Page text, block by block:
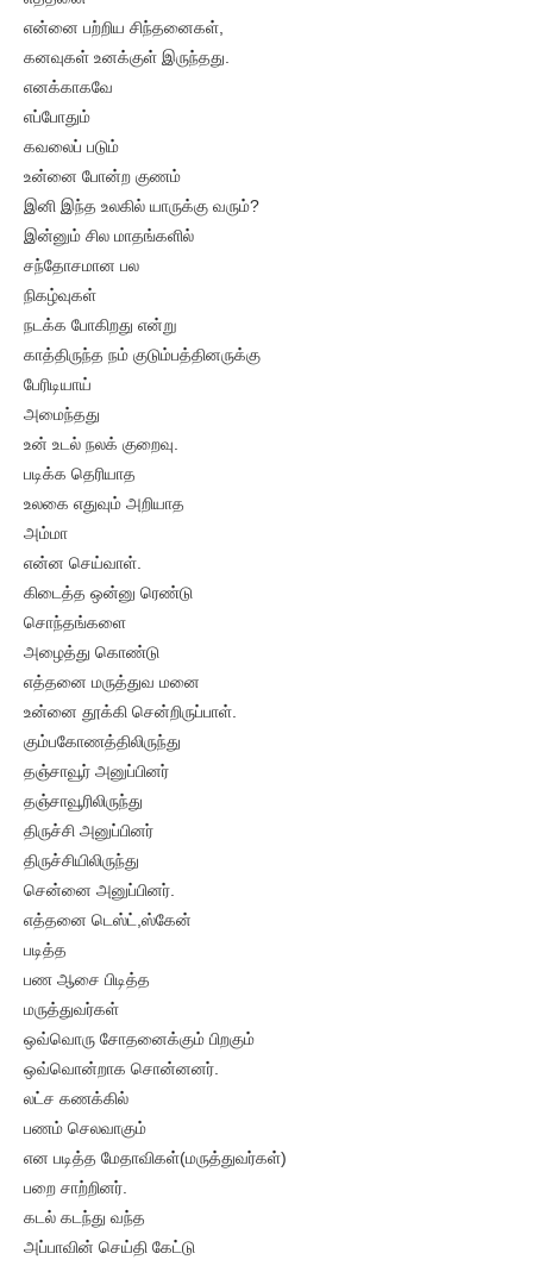
என்னை பற்றிய சிந்தனைகள்,
கனவுகள் உனக்குள் இருந்தது.
எனக்காகவே
எப்போதும்
கவலைப் படும்
உன்னை போன்ற குணம்
இனி இந்த உலகில் யாருக்கு வரும்?
இன்னும் சில மாதங்களில்
சந்தோசமான பல
நிகழ்வுகள்
நடக்க போகிறது என்று
காத்திருந்த நம் குடும்பத்தினருக்கு
பேரிடியாய்
அமைந்தது
உன் உடல் நலக் குறைவு.
படிக்க தெரியாத
உலகை எதுவும் அறியாத
அம்மா
என்ன செய்வாள்.
கிடைத்த ஒன்னு ரெண்டு
சொந்தங்களை
அழைத்து கொண்டு
எத்தனை மருத்துவ மனை
உன்னை தூக்கி சென்றிருப்பாள்.
கும்பகோணத்திலிருந்து
தஞ்சாவூர் அனுப்பினர்
தஞ்சாவூரிலிருந்து
திருச்சி அனுப்பினர்
திருச்சியிலிருந்து
சென்னை அனுப்பினர்.
எத்தனை டெஸ்ட்,ஸ்கேன்
படித்த
பண ஆசை பிடித்த
மருத்துவர்கள்
ஒவ்வொரு சோதனைக்கும் பிறகும்
ஒவ்வொன்றாக சொன்னனர்.
லட்ச கணக்கில்
பணம் செலவாகும்
என படித்த மேதாவிகள்(மருத்துவர்கள்)
பறை சாற்றினர்.
கடல் கடந்து வந்த
அப்பாவின் செய்தி கேட்டு